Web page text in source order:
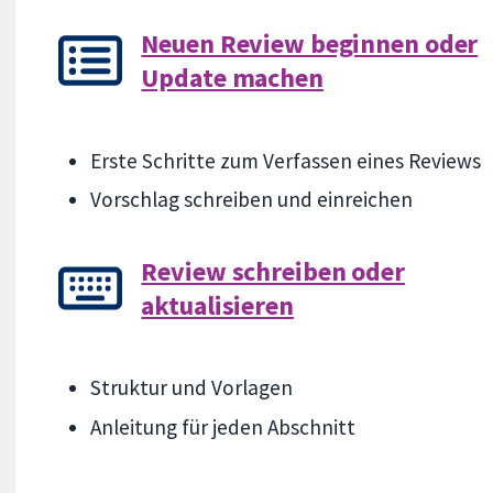
Neuen Review beginnen oder
Update machen
Erste Schritte zum Verfassen eines Reviews
Vorschlag schreiben und einreichen
Review schreiben oder
aktualisieren
Struktur und Vorlagen
Anleitung für jeden Abschnitt